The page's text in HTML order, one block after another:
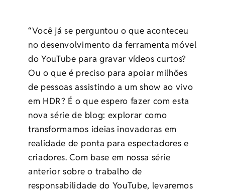
“Você já se perguntou o que aconteceu
no desenvolvimento da ferramenta móvel
do YouTube para gravar vídeos curtos?
Ou o que é preciso para apoiar milhões
de pessoas assistindo a um show ao vivo
em HDR? É o que espero fazer com esta
nova série de blog: explorar como
transformamos ideias inovadoras em
realidade de ponta para espectadores e
criadores. Com base em nossa série
anterior sobre o trabalho de
responsabilidade do YouTube, levaremos